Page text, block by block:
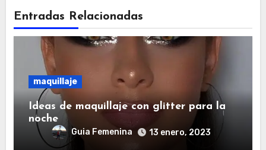
Entradas Relacionadas
maquillaje
Ideas de maquillaje con glitter para la
noche
Guia Femenina 13 enero, 2023